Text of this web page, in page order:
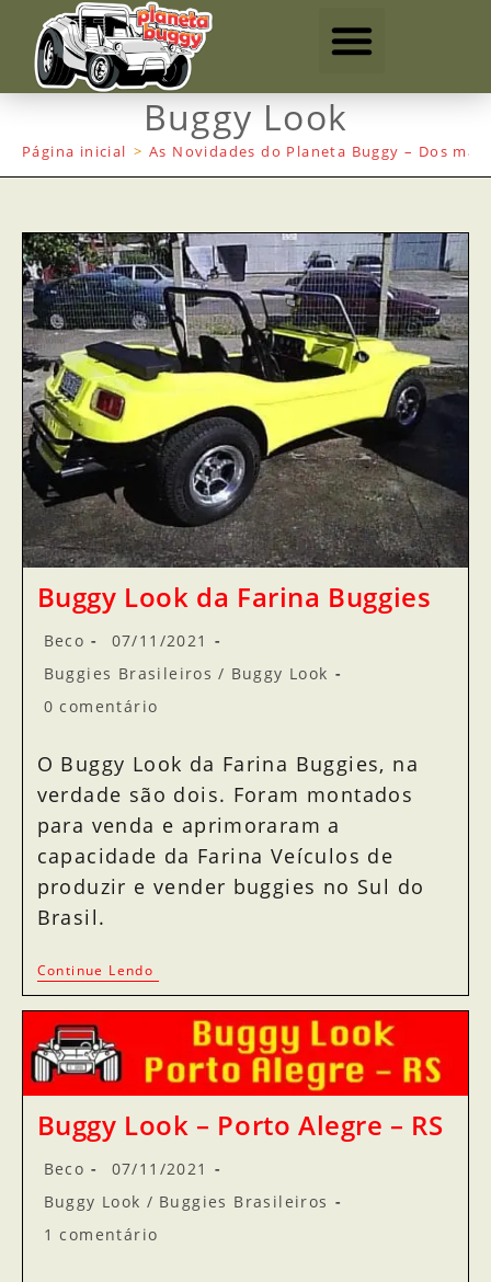
Buggy Look
Página inicial > As Novidades do Planeta Buggy – Dos
Buggy Look da Farina Buggies
Beco
07/11/2021
Buggies Brasileiros / Buggy Look
0 comentário
O Buggy Look da Farina Buggies, na
verdade são dois. Foram montados
para venda e aprimoraram a
capacidade da Farina Veículos de
produzir e vender buggies no Sul do
Brasil.
Continue Lendo
Buggy Look – Porto Alegre – RS
Beco
07/11/2021
Buggy Look / Buggies Brasileiros
1 comentário